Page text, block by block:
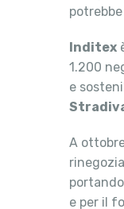
Inditex
1.200
e
A
e per il